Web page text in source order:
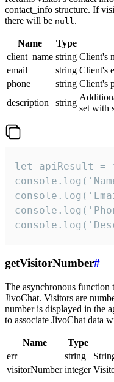
contact_info structure. If
there will be null.
Name Type
client_name string Client's
email
string Client's
phone
string Client's
description
string
set with
let apiResult =
getVisitorNumber#
The asynchronous function
JivoChat. Visitors are
number is displayed in the
to associate JivoChat data
Name Type
err
string
visitorNumber integer